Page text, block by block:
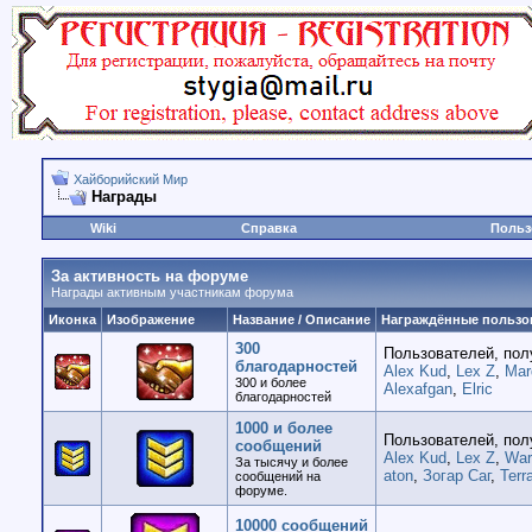
Хайборийский Мир
Награды
Wiki Справка
За активность на форуме
Награды активным участникам форума
Иконка
Изображение Название / Описание Награждённые
300
благодарностей
300 и более
благодарностей
Пользователей,
Alex Kud, Lex Z,
Alexafgan, Elric
1000 и более
сообщений
За тысячу и более
сообщений на
форуме.
Пользователей,
Alex Kud, Lex Z,
aton, Зогар Саг,
10000 сообщений